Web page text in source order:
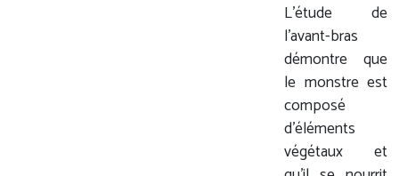
L'étude de
l'avant-bras
démontre que
le monstre est
composé
d'éléments
végétaux et